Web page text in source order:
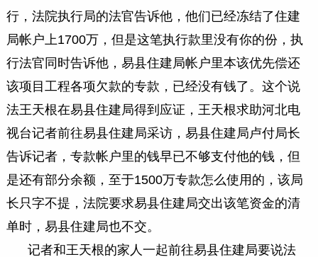
行，法院执行局的法官告诉他，他们已经冻结了住建
局帐户上1700万，但是这笔执行款里没有你的份，执
行法官同时告诉他，易县住建局帐户里本该优先偿还
该项目工程各项欠款的专款，已经没有钱了。这个说
法王天根在易县住建局得到应证，王天根求助河北电
视台记者前往易县住建局采访，易县住建局卢付局长
告诉记者，专款帐户里的钱早已不够支付他的钱，但
是还有部分余额，至于1500万专款怎么使用的，该局
长只字不提，法院要求易县住建局交出该笔资金的清
单时，易县住建局也不交。
记者和王天根的家人一起前往易县住建局要说法